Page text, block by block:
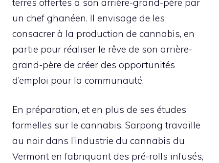
un chef ghanéen. Il envisage de les
consacrer à la production de cannabis, en
partie pour réaliser le rêve de son arrière-
grand-père de créer des opportunités
d’emploi pour la communauté.
En préparation, et en plus de ses études
formelles sur le cannabis, Sarpong travaille
au noir dans l’industrie du cannabis du
Vermont en fabriquant des pré-rolls infusés,